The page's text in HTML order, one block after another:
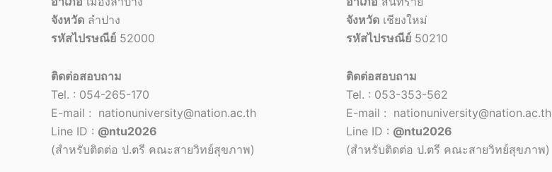
จังหวัด ลำปาง
รหัสไปรษณีย์ 52000
ติดต่อสอบถาม
Tel. : 054-265-170
E-mail : nationuniversity@nation.ac.th
Line ID : @ntu2026
(สำหรับติดต่อ ป.ตรี คณะสายวิทย์สุขภาพ)
จังหวัดเชียงใหม่
รหัสไปรษณีย์50210
ติดต่อสอบถาม
Tel. : 053-353-562
E-mail : nationuniversity@nation.ac.th
Line ID : @ntu2026
(สำหรับติดต่อ ป.ตรี คณะสายวิทย์สุขภาพ)